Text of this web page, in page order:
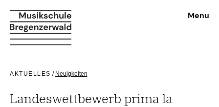
Menu
AKTUELLES / Neuigkeiten
Landeswettbewerb prima la